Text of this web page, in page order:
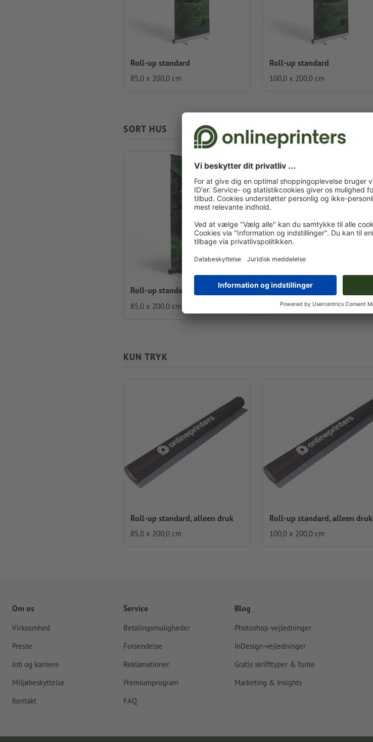
Roll-up standard
85,0 x 200,0 cm
Roll-up standard
100,0 x 200,0 cm
SORT HUS
Roll-up standard
85,0 x 200,0 cm
Roll-up standard
100,0 x 200,0 cm
KUN TRYK
Roll-up standard, alleen druk
85,0 x 200,0 cm
Roll-up standard, alleen druk
100,0 x 200,0 cm
Om os
Virksomhed
Presse
Job og karriere
Miljøbeskyttelse
Kontakt
Service
Betalingsmuligheder
Forsendelse
Reklamationer
Premiumprogram
FAQ
Blog
Photoshop-vejledninger
InDesign-vejledninger
Gratis skrifttyper & fonte
Marketing & Insights